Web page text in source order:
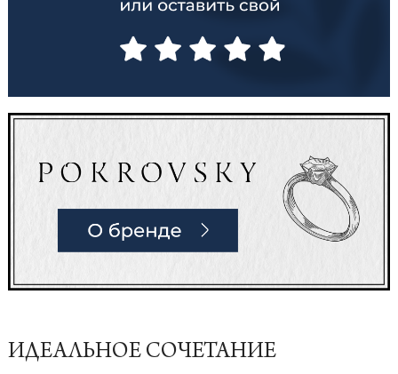
ИДЕАЛЬНОЕ СОЧЕТАНИЕ